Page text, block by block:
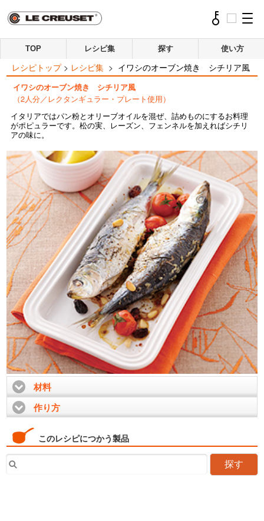
TOP レシピ集 探す 使い方
レシピトップ > レシピ集 > イワシのオーブン焼き シチリア風
イワシのオーブン焼き シチリア風
（2人分／レクタンギュラー・プレート使用）
イタリアではパン粉とオリーブオイルを混ぜ、詰めものにするお料理
がポピュラーです。松の実、レーズン、フェンネルを加えればシチリ
アの味に。
材料click to expand contents
作り方
このレシピにつかう製品
探す